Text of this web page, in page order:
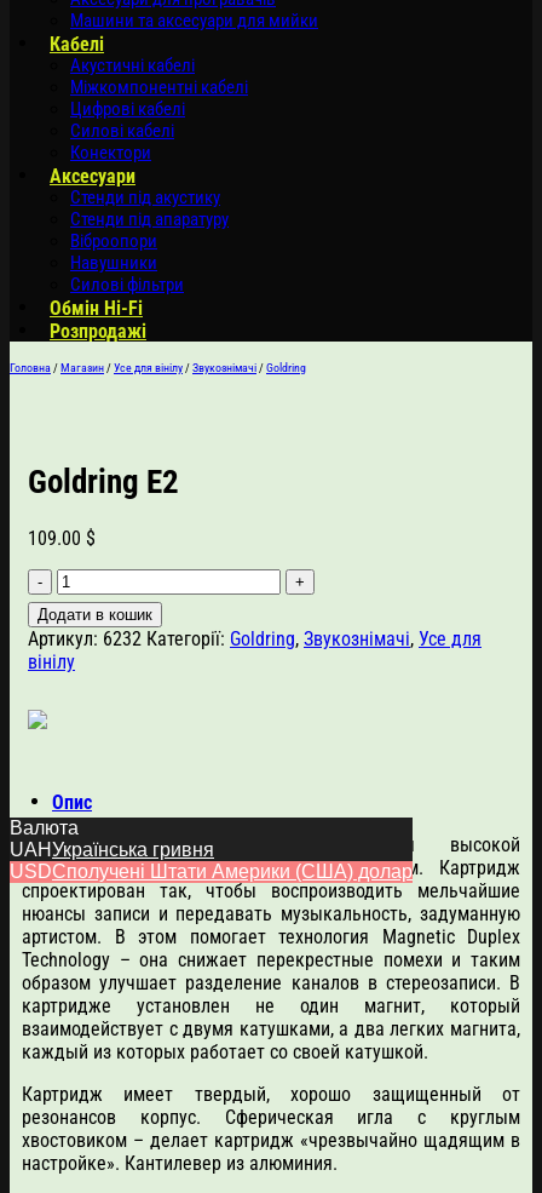
Машини та аксесуари для мийки
Кабелі
Акустичні кабелі
Міжкомпонентні кабелі
Цифрові кабелі
Силові кабелі
Конектори
Аксесуари
Стенди під акустику
Стенди під апаратуру
Віброопори
Навушники
Силові фільтри
Обмін Hi-Fi
Розпродажі
Головна /Магазин /Усе для вінілу /Звукознімачі /Goldring
Goldring E2
109.00 $
Goldring
E2
кількість
Додати в кошик
Артикул: 6232 Категорії: Goldring, Звукознімачі, Усе для
вінілу
Опис
MM-картридж Goldring E2 отличается высокой
производительностью и хорошим качеством. Картридж
спроектирован так, чтобы воспроизводить мельчайшие
нюансы записи и передавать музыкальность, задуманную
артистом. В этом помогает технология Magnetic Duplex
Technology – она снижает перекрестные помехи и таким
образом улучшает разделение каналов в стереозаписи. В
картридже установлен не один магнит, который
взаимодействует с двумя катушками, а два легких магнита,
каждый из которых работает со своей катушкой.
Картридж имеет твердый, хорошо защищенный от
резонансов корпус. Сферическая игла с круглым
хвостовиком – делает картридж «чрезвычайно щадящим в
настройке». Кантилевер из алюминия.
Валюта
UAHУкраїнська гривня
USDСполучені Штати Америки (США) долар